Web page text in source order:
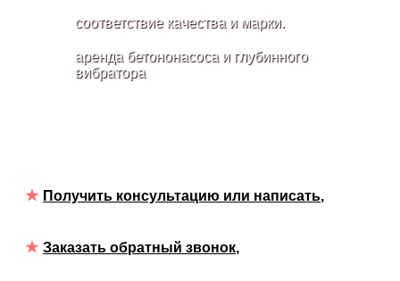
соответствие качества и марки.
аренда бетононасоса и глубинного
вибратора
Получить консультацию или написать,
Заказать обратный звонок,